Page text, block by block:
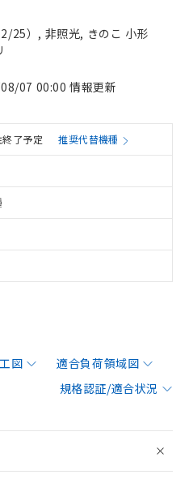
25）, 非照光, きのこ 小形
07 00:00 情報更新
了予定 推奨代替機種
図
適合負荷領域図
規格認証/適合状況